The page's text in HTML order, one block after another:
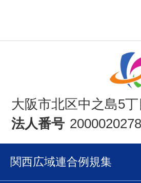
大阪市北区中之島5
法人番号
関西広域連合例規集